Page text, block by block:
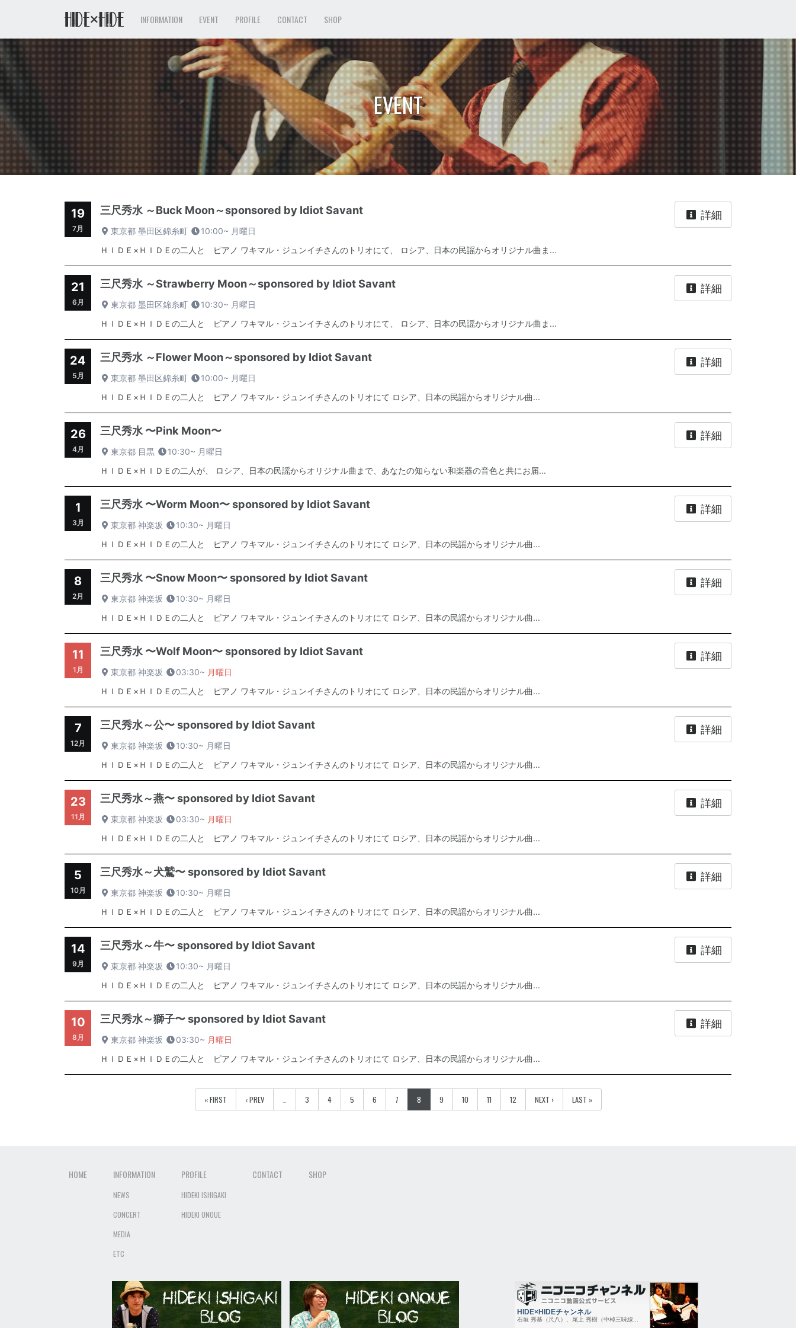
INFORMATION EVENT PROFILE CONTACT SHOP
EVENT
19
7月
三尺秀水 ～Buck Moon～sponsored by Idiot Savant
東京都 墨田区錦糸町 10:00~ 月曜日
ＨＩＤＥ×ＨＩＤＥの二人と ピアノ ワキマル・ジュンイチさんのトリオにて、 ロシア、日本の民謡からオリジナル曲ま...
詳細
21
6月
三尺秀水 ～Strawberry Moon～sponsored by Idiot Savant
東京都 墨田区錦糸町 10:30~ 月曜日
ＨＩＤＥ×ＨＩＤＥの二人と ピアノ ワキマル・ジュンイチさんのトリオにて、 ロシア、日本の民謡からオリジナル曲ま...
詳細
24
5月
三尺秀水 ～Flower Moon～sponsored by Idiot Savant
東京都 墨田区錦糸町 10:00~ 月曜日
ＨＩＤＥ×ＨＩＤＥの二人と ピアノ ワキマル・ジュンイチさんのトリオにて ロシア、日本の民謡からオリジナル曲...
詳細
26
4月
三尺秀水 〜Pink Moon〜
東京都 目黒 10:30~ 月曜日
ＨＩＤＥ×ＨＩＤＥの二人が、 ロシア、日本の民謡からオリジナル曲まで、あなたの知らない和楽器の音色と共にお届...
詳細
1
3月
三尺秀水 〜Worm Moon〜 sponsored by Idiot Savant
東京都 神楽坂 10:30~ 月曜日
ＨＩＤＥ×ＨＩＤＥの二人と ピアノ ワキマル・ジュンイチさんのトリオにて ロシア、日本の民謡からオリジナル曲...
詳細
8
2月
三尺秀水 〜Snow Moon〜 sponsored by Idiot Savant
東京都 神楽坂 10:30~ 月曜日
ＨＩＤＥ×ＨＩＤＥの二人と ピアノ ワキマル・ジュンイチさんのトリオにて ロシア、日本の民謡からオリジナル曲...
詳細
11
1月
三尺秀水 〜Wolf Moon〜 sponsored by Idiot Savant
東京都 神楽坂 03:30~ 月曜日
ＨＩＤＥ×ＨＩＤＥの二人と ピアノ ワキマル・ジュンイチさんのトリオにて ロシア、日本の民謡からオリジナル曲...
詳細
7
12月
三尺秀水～公〜 sponsored by Idiot Savant
東京都 神楽坂 10:30~ 月曜日
ＨＩＤＥ×ＨＩＤＥの二人と ピアノ ワキマル・ジュンイチさんのトリオにて ロシア、日本の民謡からオリジナル曲...
詳細
23
11月
三尺秀水～燕〜 sponsored by Idiot Savant
東京都 神楽坂 03:30~ 月曜日
ＨＩＤＥ×ＨＩＤＥの二人と ピアノ ワキマル・ジュンイチさんのトリオにて ロシア、日本の民謡からオリジナル曲...
詳細
5
10月
三尺秀水～犬鷲〜 sponsored by Idiot Savant
東京都 神楽坂 10:30~ 月曜日
ＨＩＤＥ×ＨＩＤＥの二人と ピアノ ワキマル・ジュンイチさんのトリオにて ロシア、日本の民謡からオリジナル曲...
詳細
14
9月
三尺秀水～牛〜 sponsored by Idiot Savant
東京都 神楽坂 10:30~ 月曜日
ＨＩＤＥ×ＨＩＤＥの二人と ピアノ ワキマル・ジュンイチさんのトリオにて ロシア、日本の民謡からオリジナル曲...
詳細
10
8月
三尺秀水～獅子〜 sponsored by Idiot Savant
東京都 神楽坂 03:30~ 月曜日
ＨＩＤＥ×ＨＩＤＥの二人と ピアノ ワキマル・ジュンイチさんのトリオにて ロシア、日本の民謡からオリジナル曲...
詳細
« FIRST ‹ PREV … 3 4 5 6 7 8 9 10 11 12 NEXT › LAST »
HOME INFORMATION
NEWS
CONCERT
MEDIA
ETC
PROFILE
HIDEKI ISHIGAKI
HIDEKI ONOUE
CONTACT SHOP